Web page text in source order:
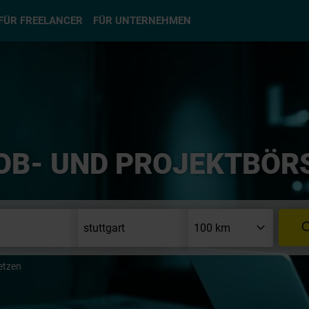
FREELANCER FÜR UNTERNEHMEN
UND